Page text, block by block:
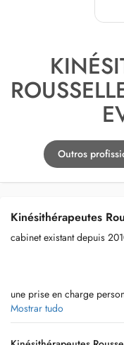
Outros
Kinésithérapeutes
cabinet existant depuis
une prise en charge
pathologies ou traumas
Mostrar tudo